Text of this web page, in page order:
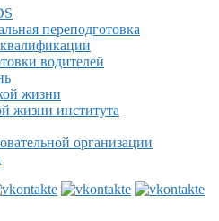
переподготовка
водителей
жизни
жизни института
организации